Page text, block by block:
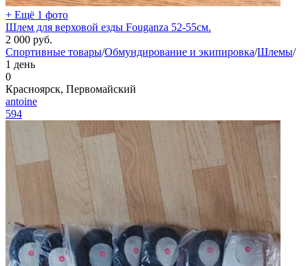
+ Ещё 1 фото
Шлем для верховой езды Fouganza 52-55см.
2 000 руб.
Спортивные товары/Обмундирование и экипировка/Шлемы/
1 день
0
Красноярск, Первомайский
antoine
594